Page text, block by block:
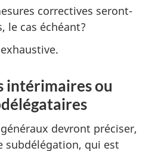
correctives seront-
le cas échéant?
intérimaires ou
devront préciser,
qui est